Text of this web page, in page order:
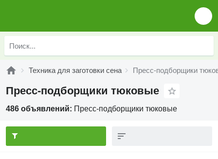
Техника для заготовки сена Пресс-подборщики
Пресс-подборщики тюковые
486 объявлений: Пресс-подборщики тюковые